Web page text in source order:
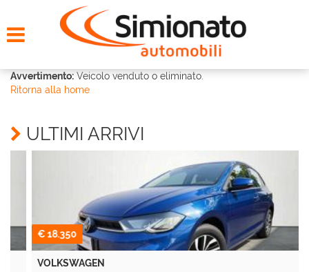
PROMO FIN-LIGHT
CONTATTI
CHI SIAMO
Avvertimento: Veicolo venduto o eliminato.
Ritorna alla home
ULTIMI ARRIVI
€ 18.350
VOLKSWAGEN